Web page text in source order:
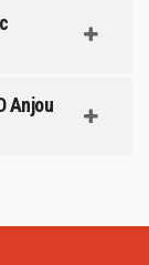
Anjou